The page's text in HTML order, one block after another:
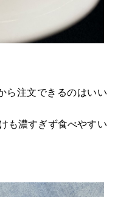
ら注文できるのはいい
も濃すぎず食べやすい